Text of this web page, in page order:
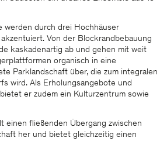
werden durch drei Hochhäuser
Von der Blockrandbebauung
kaskadenartig ab und gehen mit weit
organisch in eine
Parklandschaft über, die zum integralen
wird. Als Erholungsangebote und
er zudem ein Kulturzentrum sowie
einen fließenden Übergang zwischen
her und bietet gleichzeitig einen